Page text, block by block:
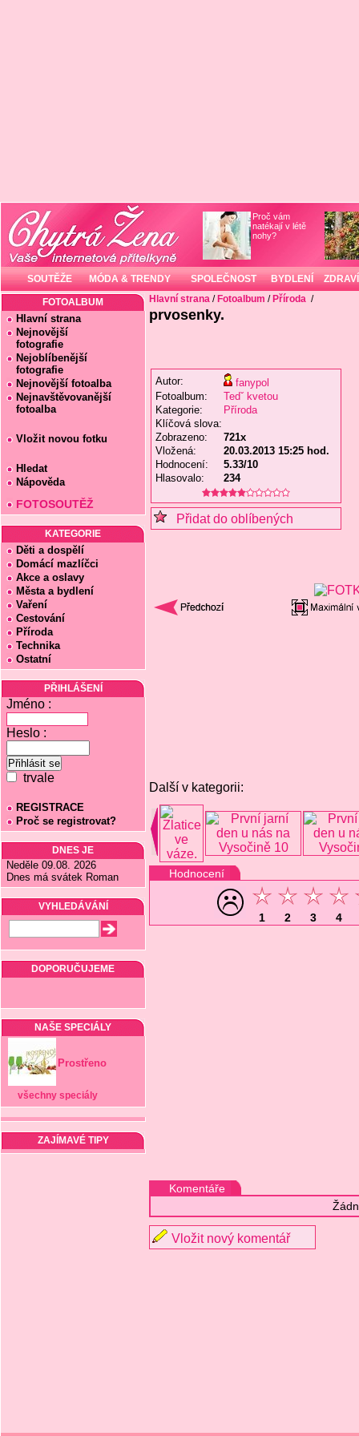
Proč vám
natékají v létě
nohy?
SOUTĚŽE MÓDA & TRENDY SPOLEČNOST BYDLENÍ ZDRAVÍ
FOTOALBUM
Hlavní strana
Nejnovější
fotografie
Nejoblíbenější
fotografie
Nejnovější fotoalba
Nejnavštěvovanější
fotoalba
Vložit novou fotku
Hledat
Nápověda
FOTOSOUTĚŽ
KATEGORIE
Děti a dospělí
Domácí mazlíčci
Akce a oslavy
Města a bydlení
Vaření
Cestování
Příroda
Technika
Ostatní
PŘIHLÁŠENÍ
Jméno :
Heslo :
trvale
REGISTRACE
Proč se registrovat?
DNES JE
Neděle 09.08. 2026
Dnes má svátek Roman
VYHLEDÁVÁNÍ
DOPORUČUJEME
NAŠE SPECIÁLY
Prostřeno
všechny speciály
ZAJÍMAVÉ TIPY
Hlavní strana / Fotoalbum / Příroda /
prvosenky.
Autor:
fanypol
Fotoalbum:
Tedˇ kvetou
Kategorie:
Příroda
Klíčová slova:
Zobrazeno:
721x
Vložená:
20.03.2013 15:25 hod.
Hodnocení:
5.33/10
Hlasovalo:
234
Přidat do oblíbených
Další v kategorii:
Hodnocení
1 2 3 4
Komentáře
Vložit nový komentář